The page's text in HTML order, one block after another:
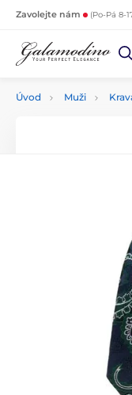
Zavolejte nám (Po-Pá 8-
Úvod Muži